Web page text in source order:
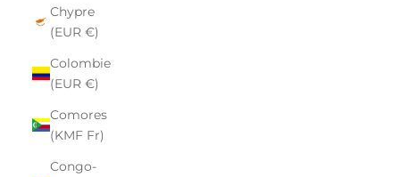
Chypre
(EUR €)
Colombie
(EUR €)
Comores
(KMF Fr)
Congo-